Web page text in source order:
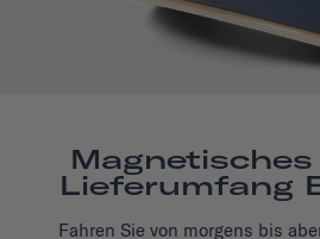
Lieferumfang
Fahren Sie von morgens bis